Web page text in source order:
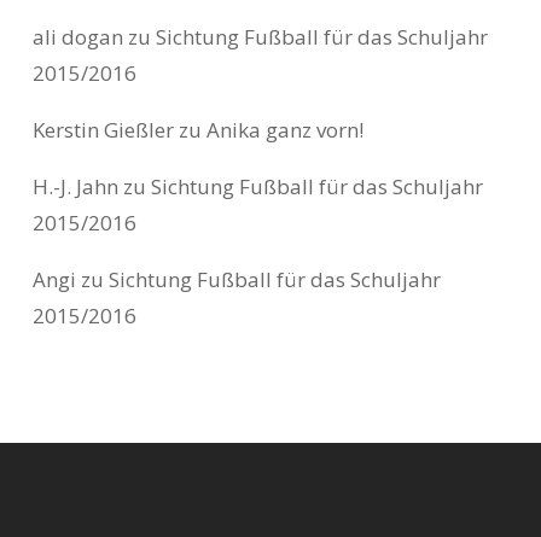
ali dogan zu Sichtung Fußball für das Schuljahr
2015/2016
Kerstin Gießlerzu Anika ganz vorn!
H.-J. Jahn zu Sichtung Fußball für das Schuljahr
2015/2016
Angi zu Sichtung Fußball für das Schuljahr
2015/2016